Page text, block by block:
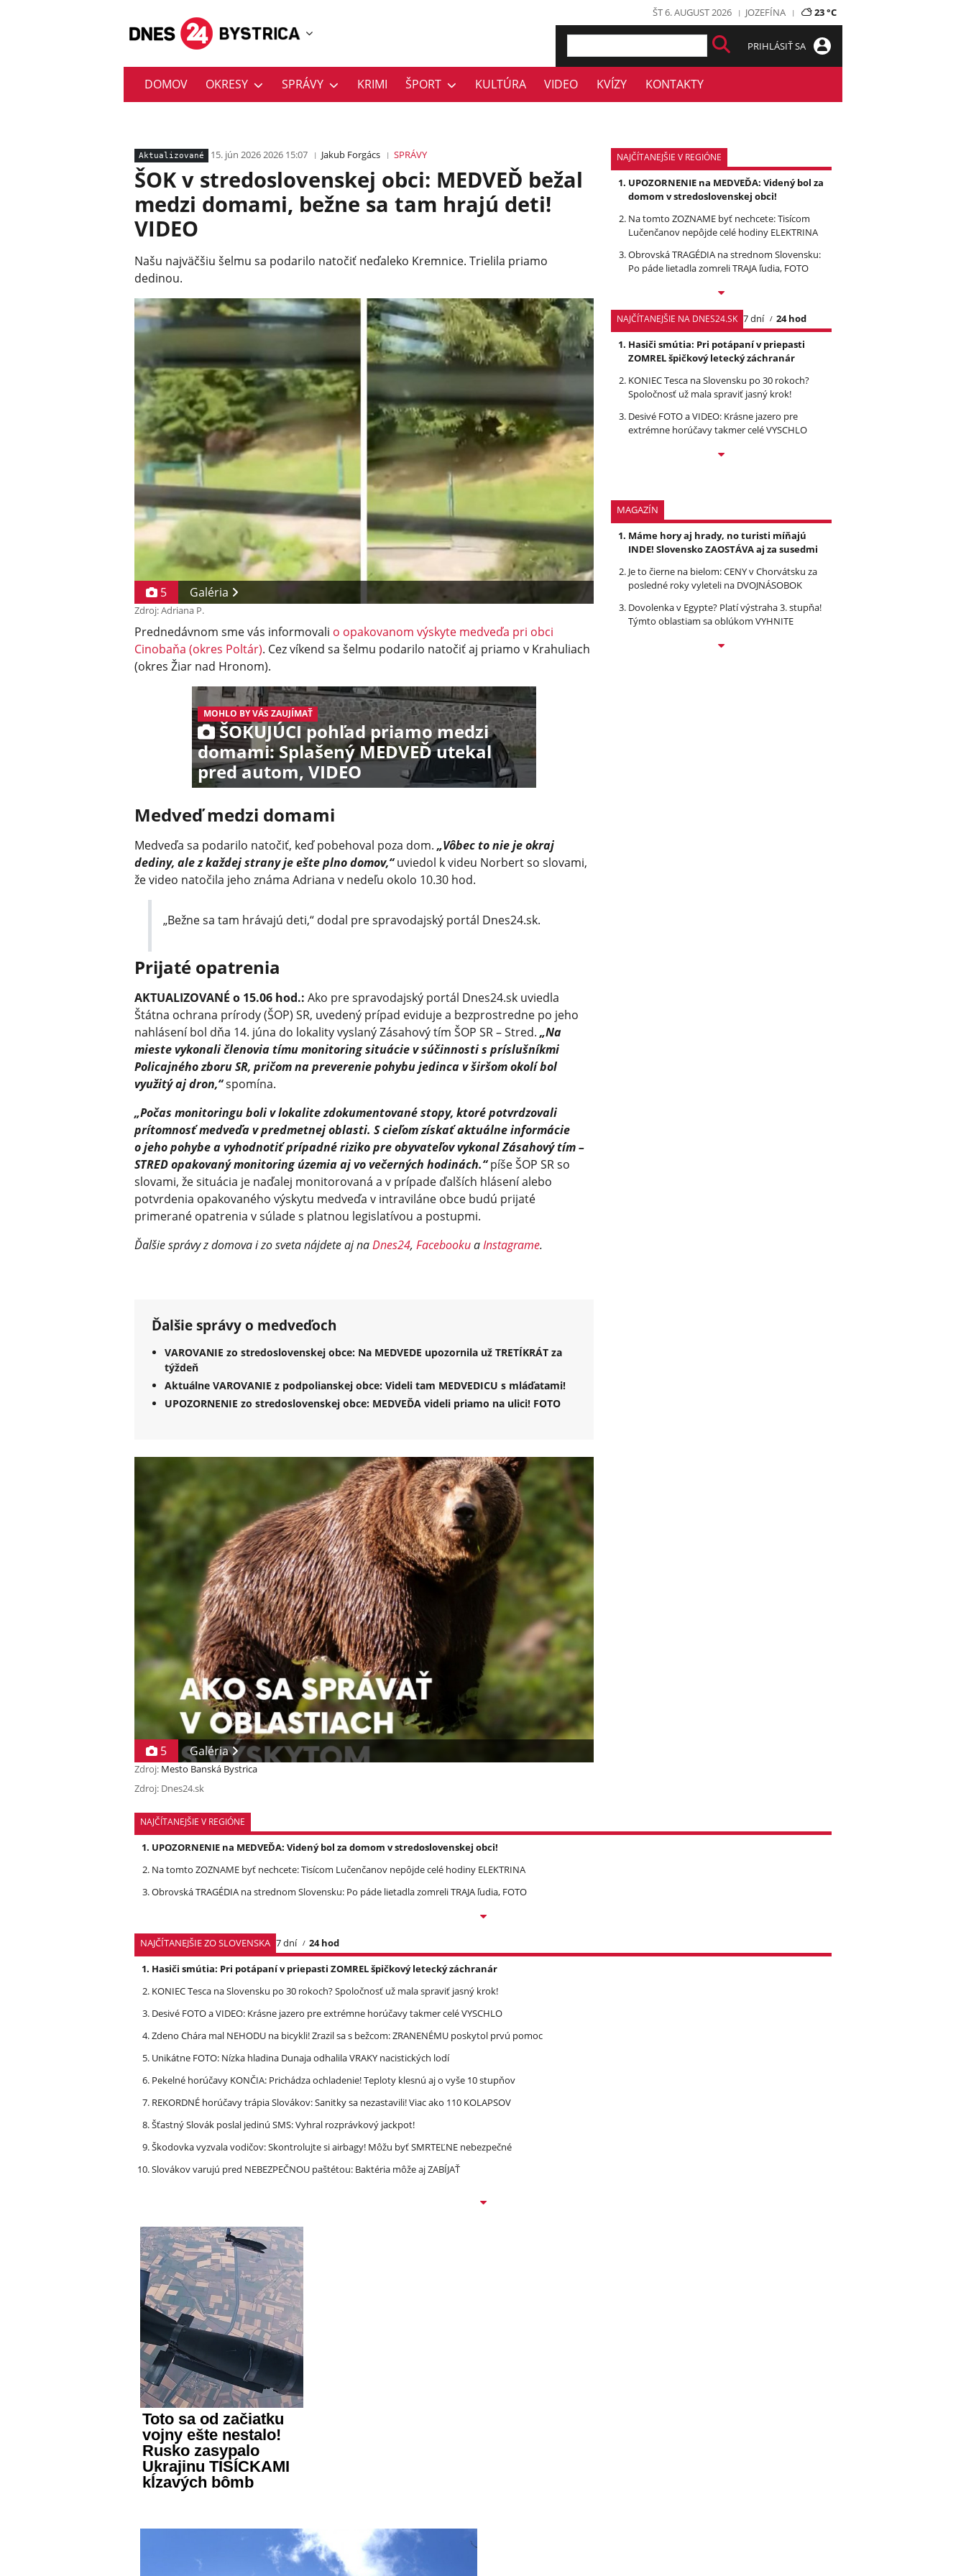
ŠT 6. AUGUST 2026 JOZEFÍNA 23 °C
PRIHLÁSIŤ SA
DOMOV OKRESY SPRÁVY KRIMI ŠPORT KULTÚRA VIDEO KVÍZY KONTAKTY
Aktualizované 15. jún 2026 2026 15:07 Jakub Forgács SPRÁVY
ŠOK v stredoslovenskej obci: MEDVEĎ bežal
medzi domami, bežne sa tam hrajú deti!
VIDEO
Našu najväčšiu šelmu sa podarilo natočiť neďaleko Kremnice. Trielila priamo
dedinou.
5 Galéria
Zdroj: Adriana P.
Prednedávnom sme vás informovali o opakovanom výskyte medveďa pri obci
Cinobaňa (okres Poltár). Cez víkend sa šelmu podarilo natočiť aj priamo v Krahuliach
(okres Žiar nad Hronom).
MOHLO BY VÁS ZAUJÍMAŤ
ŠOKUJÚCI pohľad priamo medzi
domami: Splašený MEDVEĎ utekal
pred autom, VIDEO
Medveď medzi domami
Medveďa sa podarilo natočiť, keď pobehoval poza dom. „Vôbec to nie je okraj
dediny, ale z každej strany je ešte plno domov,“uviedol k videu Norbert so slovami,
že video natočila jeho známa Adriana v nedeľu okolo 10.30 hod.
„Bežne sa tam hrávajú deti,“ dodal pre spravodajský portál Dnes24.sk.
Prijaté opatrenia
AKTUALIZOVANÉ o 15.06 hod.: Ako pre spravodajský portál Dnes24.sk uviedla
Štátna ochrana prírody (ŠOP) SR, uvedený prípad eviduje a bezprostredne po jeho
nahlásení bol dňa 14. júna do lokality vyslaný Zásahový tím ŠOP SR – Stred. „Na
mieste vykonali členovia tímu monitoring situácie v súčinnosti s príslušníkmi
Policajného zboru SR, pričom na preverenie pohybu jedinca v širšom okolí bol
využitý aj dron,“spomína.
„Počas monitoringu boli v lokalite zdokumentované stopy, ktoré potvrdzovali
prítomnosť medveďa v predmetnej oblasti. S cieľom získať aktuálne informácie
o jeho pohybe a vyhodnotiť prípadné riziko pre obyvateľov vykonal Zásahový tím –
STRED opakovaný monitoring územia aj vo večerných hodinách.“píše ŠOP SR so
slovami, že situácia je naďalej monitorovaná a v prípade ďalších hlásení alebo
potvrdenia opakovaného výskytu medveďa v intraviláne obce budú prijaté
primerané opatrenia v súlade s platnou legislatívou a postupmi.
Ďalšie správy z domova i zo sveta nájdete aj naDnes24, FacebookuaInstagrame.
Ďalšie správy o medveďoch
VAROVANIE zo stredoslovenskej obce: Na MEDVEDE upozornila už TRETÍKRÁT za
týždeň
Aktuálne VAROVANIE z podpolianskej obce: Videli tam MEDVEDICU s mláďatami!
UPOZORNENIE zo stredoslovenskej obce: MEDVEĎA videli priamo na ulici! FOTO
5 Galéria
Zdroj: Mesto Banská Bystrica
Zdroj: Dnes24.sk
NAJČÍTANEJŠIE V REGIÓNE
UPOZORNENIE na MEDVEĎA: Videný bol za
domom v stredoslovenskej obci!
Na tomto ZOZNAME byť nechcete: Tisícom
Lučenčanov nepôjde celé hodiny ELEKTRINA
Obrovská TRAGÉDIA na strednom Slovensku:
Po páde lietadla zomreli TRAJA ľudia, FOTO
NAJČÍTANEJŠIE NA DNES24.SK 7 dní
24 hod
Hasiči smútia: Pri potápaní v priepasti
ZOMREL špičkový letecký záchranár
KONIEC Tesca na Slovensku po 30 rokoch?
Spoločnosť už mala spraviť jasný krok!
Desivé FOTO a VIDEO: Krásne jazero pre
extrémne horúčavy takmer celé VYSCHLO
MAGAZÍN
Máme hory aj hrady, no turisti míňajú
INDE! Slovensko ZAOSTÁVA aj za susedmi
Je to čierne na bielom: CENY v Chorvátsku za
posledné roky vyleteli na DVOJNÁSOBOK
Dovolenka v Egypte? Platí výstraha 3. stupňa!
Týmto oblastiam sa oblúkom VYHNITE
NAJČÍTANEJŠIE V REGIÓNE
UPOZORNENIE na MEDVEĎA: Videný bol za domom v stredoslovenskej obci!
Na tomto ZOZNAME byť nechcete: Tisícom Lučenčanov nepôjde celé hodiny ELEKTRINA
Obrovská TRAGÉDIA na strednom Slovensku: Po páde lietadla zomreli TRAJA ľudia, FOTO
NAJČÍTANEJŠIE ZO SLOVENSKA 7 dní
24 hod
Hasiči smútia: Pri potápaní v priepasti ZOMREL špičkový letecký záchranár
KONIEC Tesca na Slovensku po 30 rokoch? Spoločnosť už mala spraviť jasný krok!
Desivé FOTO a VIDEO: Krásne jazero pre extrémne horúčavy takmer celé VYSCHLO
Zdeno Chára mal NEHODU na bicykli! Zrazil sa s bežcom: ZRANENÉMU poskytol prvú pomoc
Unikátne FOTO: Nízka hladina Dunaja odhalila VRAKY nacistických lodí
Pekelné horúčavy KONČIA: Prichádza ochladenie! Teploty klesnú aj o vyše 10 stupňov
REKORDNÉ horúčavy trápia Slovákov: Sanitky sa nezastavili! Viac ako 110 KOLAPSOV
Šťastný Slovák poslal jedinú SMS: Vyhral rozprávkový jackpot!
Škodovka vyzvala vodičov: Skontrolujte si airbagy! Môžu byť SMRTEĽNE nebezpečné
Slovákov varujú pred NEBEZPEČNOU paštétou: Baktéria môže aj ZABÍJAŤ
Toto sa od začiatku
vojny ešte nestalo!
Rusko zasypalo
Ukrajinu TISÍCKAMI
kĺzavých bômb